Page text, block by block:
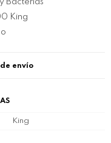
Bacterias
King
envío
King